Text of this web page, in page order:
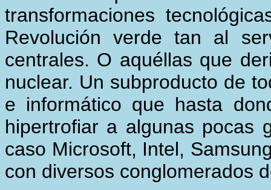
transformaciones
Revolución verde tan al
centrales. O aquéllas que
nuclear. Un subproducto de
e informático que hasta
hipertrofiar a algunas pocas
caso Microsoft, Intel,
con diversos conglomerados